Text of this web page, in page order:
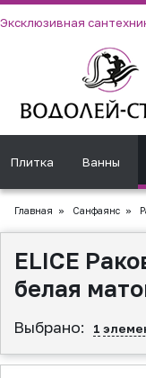
Эксклюзивная
Плитка Ванны
Главная » Санфаянс »
ELICE
белая
Выбрано: 1